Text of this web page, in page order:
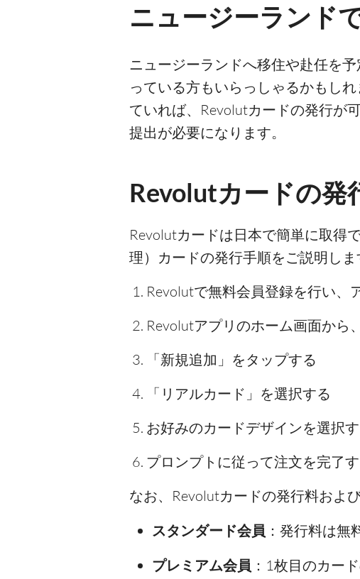
ニュージーランド
ニュージーランドへ移住や赴任を
っている方もいらっしゃるかもし
ていれば、Revolutカードの発行が
提出が必要になります。
Revolutカードの発
Revolutカードは日本で簡単に取得
理）カードの発行手順をご説明しま
Revolutで無料会員登録を行い、
Revolutアプリのホーム画面から
「新規追加」をタップする
「リアルカード」を選択する
お好みのカードデザインを選択
プロンプトに従って注文を完了
なお、Revolutカードの発行料およ
スタンダード会員 ：発行料は
プレミアム会員 ：1枚目のカー